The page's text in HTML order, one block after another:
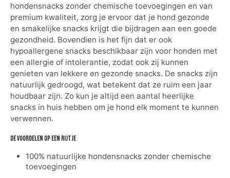
hondensnacks zonder chemische toevoegingen en van
premium kwaliteit, zorg je ervoor dat je hond gezonde
en smakelijke snacks krijgt die bijdragen aan een goede
gezondheid. Bovendien is het fijn dat er ook
hypoallergene snacks beschikbaar zijn voor honden met
een allergie of intolerantie, zodat ook zij kunnen
genieten van lekkere en gezonde snacks. De snacks zijn
natuurlijk gedroogd, wat betekent dat ze ruim een jaar
houdbaar zijn. Zo kun je altijd een aantal heerlijke
snacks in huis hebben om je hond elk moment te kunnen
verwennen.
De voordelen op een rijtje
100% natuurlijke hondensnacks zonder chemische
toevoegingen